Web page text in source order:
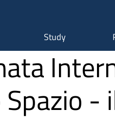
Study
-